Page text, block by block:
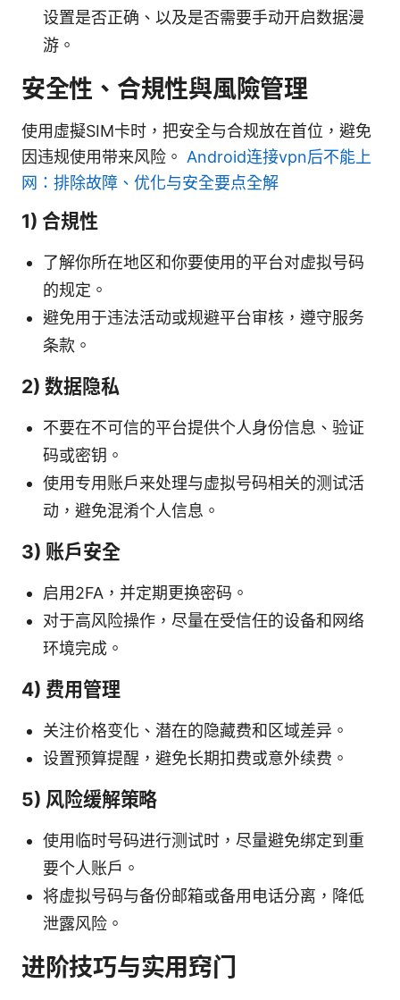
设置是否正确、以及是否需要手动开启数据漫
游。
安全性、合規性與風險管理
使用虛擬SIM卡时，把安全与合规放在首位，避免
因违规使用带来风险。 Android连接vpn后不能上
网：排除故障、优化与安全要点全解
1) 合規性
了解你所在地区和你要使用的平台对虚拟号码
的规定。
避免用于违法活动或规避平台审核，遵守服务
条款。
2) 数据隐私
不要在不可信的平台提供个人身份信息、验证
码或密钥。
使用专用账户来处理与虚拟号码相关的测试活
动，避免混淆个人信息。
3) 账户安全
启用2FA，并定期更换密码。
对于高风险操作，尽量在受信任的设备和网络
环境完成。
4) 费用管理
关注价格变化、潜在的隐藏费和区域差异。
设置预算提醒，避免长期扣费或意外续费。
5) 风险缓解策略
使用临时号码进行测试时，尽量避免绑定到重
要个人账户。
将虚拟号码与备份邮箱或备用电话分离，降低
泄露风险。
进阶技巧与实用窍门